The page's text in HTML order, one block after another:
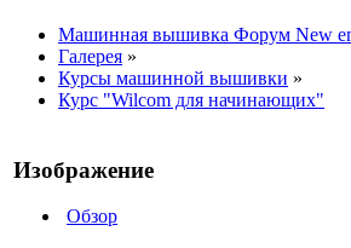
Машинная вышивка Форум New
Галерея »
Курсы машинной вышивки »
Курс "Wilcom для начинающих"
Изображение
Обзор